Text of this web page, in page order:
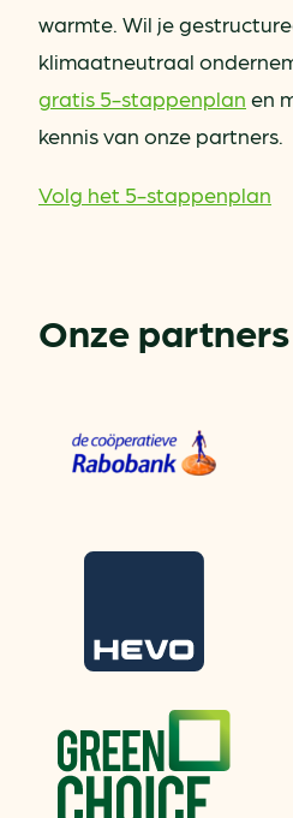
warmte. Wil je
klimaatneutraal
gratis 5-stappenplan en
kennis van onze partners.
Volg het 5-stappenplan
Onze partners